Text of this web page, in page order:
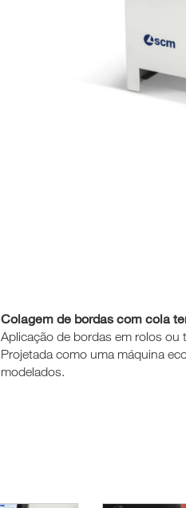
Colagem de bordas com cola
Aplicação de bordas em rolos ou
Projetada como uma máquina
modelados.